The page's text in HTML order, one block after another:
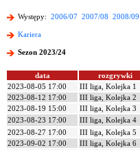
Występy: 2006/07 2007/08 2008/09
Kariera
Sezon 2023/24
data rozgrywki
2023-08-05 17:00
III liga, Kolejka 1
2023-08-12 17:00
III liga, Kolejka 2
2023-08-19 15:00
III liga, Kolejka 3
2023-08-23 17:00
III liga, Kolejka 4
2023-08-27 17:00
III liga, Kolejka 5
2023-09-02 17:00
III liga, Kolejka 6